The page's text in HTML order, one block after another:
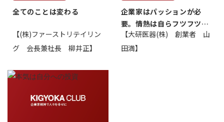
全てのことは変わる
【(株)ファーストリテイリン
グ 会長兼社長 柳井正】
企業家はパッションが必
要。情熱は自らフツフツと
湧いてくるもの...
【大研医器(株) 創業者 山
田満】